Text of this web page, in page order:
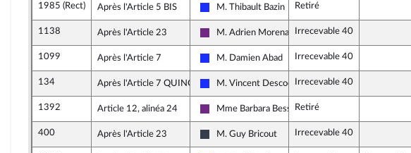
1985 (Rect) Après l'Article 5 BIS
Les Républicains
M. Thibault Bazin Retiré
1138 Après l'Article 23
La République en Marche
M. Adrien Morenas Irrecevable 40
1099 Après l'Article 7
Les Républicains
M. Damien Abad Irrecevable 40
134 Après l'Article 7 QUINQUIES
Les Républicains
M. Vincent DescoeurIrrecevable 40
1392 Article 12, alinéa 24
La République en Marche
Mme Barbara Bessot Ballot
Retiré
400 Après l'Article 23
UDI, Agir et Indépendants
M. Guy Bricout Irrecevable 40